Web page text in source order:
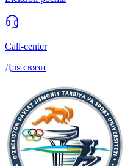
Call-center
Для связи